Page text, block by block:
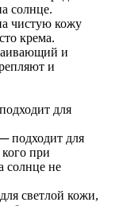
солнце.
чистую кожу
крема.
и
и
для
подходит для
кого при
солнце не
светлой кожи,